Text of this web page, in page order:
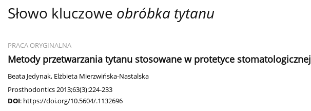
Słowo kluczowe obróbka tytanu
PRACA ORYGINALNA
Metody przetwarzania tytanu stosowane w protetyce stomatologicznej
Beata Jedynak, Elżbieta Mierzwińska-Nastalska
Prosthodontics 2013;63(3):224-233
DOI: https://doi.org/10.5604/.1132696